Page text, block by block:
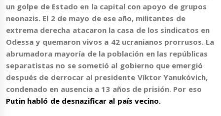
un golpe de Estado en la capital con apoyo de grupos
neonazis. El 2 de mayo de ese año, militantes de
extrema derecha atacaron la casa de los sindicatos en
Odessa y quemaron vivos a 42 ucranianos prorrusos. La
abrumadora mayoría de la población en las repúblicas
separatistas no se sometió al gobierno que emergió
después de derrocar al presidente Víktor Yanukóvich,
condenado en ausencia a 13 años de prisión​. Por eso
Putin habló de desnazificar al país vecino.